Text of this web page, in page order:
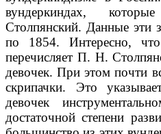
вундеркиндах,
Столпянский. Данные эти
по 1854. Интересно,
перечисляет П. Н.
девочек. При этом почти
скрипачки. Это
девочек
достаточной степени